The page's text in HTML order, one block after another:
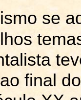
se
final